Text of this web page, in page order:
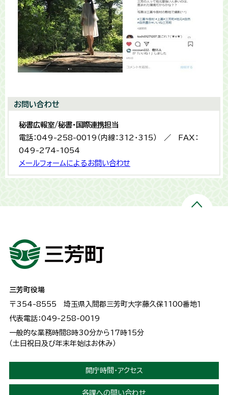
お問い合わせ
秘書広報室/秘書・国際連携担当
電話：049-258-0019（内線：312・315） ／ FAX：
049-274-1054
メールフォームによるお問い合わせ
三芳町役場
〒354-8555 埼玉県入間郡三芳町大字藤久保1100番地１
代表電話：049-258-0019
一般的な業務時間8時30分から17時15分
（土日祝日及び年末年始はお休み）
開庁時間・アクセス
各課への問い合わせ